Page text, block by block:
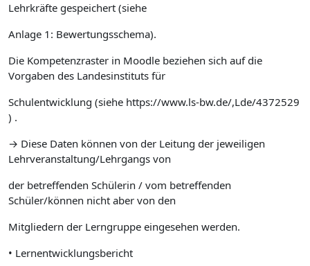
Lehrkräfte gespeichert (siehe
Anlage 1: Bewertungsschema).
Die Kompetenzraster in Moodle beziehen sich auf die
Vorgaben des Landesinstituts für
Schulentwicklung (siehe https://www.ls-bw.de/,Lde/4372529
) .
→ Diese Daten können von der Leitung der jeweiligen
Lehrveranstaltung/Lehrgangs von
der betreffenden Schülerin / vom betreffenden
Schüler/können nicht aber von den
Mitgliedern der Lerngruppe eingesehen werden.
• Lernentwicklungsbericht